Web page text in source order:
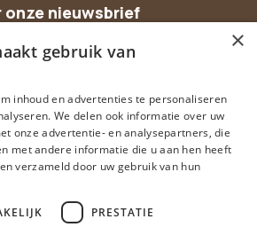
nieuwsbrief
Abonneer
×
gebruik van
inhoud en advertenties te personaliseren
We delen ook informatie over uw
onze advertentie- en analysepartners, die
met andere informatie die u aan hen heeft
verzameld door uw gebruik van hun
PRESTATIE